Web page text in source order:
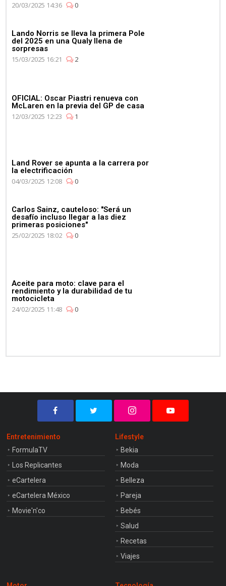
20/03/2025 14:36
0
Lando Norris se lleva la primera Pole
del 2025 en una Qualy llena de
sorpresas
15/03/2025 16:21
2
OFICIAL: Oscar Piastri renueva con
McLaren en la previa del GP de casa
12/03/2025 12:23
1
Land Rover se apunta a la carrera por
la electrificación
04/03/2025 12:08
0
Carlos Sainz, cauteloso: "Será un
desafío incluso llegar a las diez
primeras posiciones"
25/02/2025 18:02
0
Aceite para moto: clave para el
rendimiento y la durabilidad de tu
motocicleta
24/02/2025 11:48
0
Entretenimiento
FormulaTV
Los Replicantes
eCartelera
eCartelera México
Movie'n'co
Lifestyle
Bekia
Moda
Belleza
Pareja
Bebés
Salud
Recetas
Viajes